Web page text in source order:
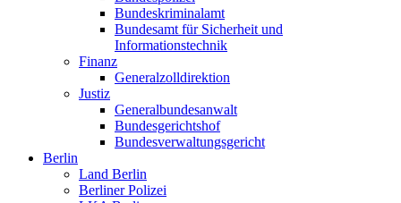
Bundeskriminalamt
Bundesamt für Sicherheit und
Informationstechnik
Finanz
Generalzolldirektion
Justiz
Generalbundesanwalt
Bundesgerichtshof
Bundesverwaltungsgericht
Berlin
Land Berlin
Berliner Polizei